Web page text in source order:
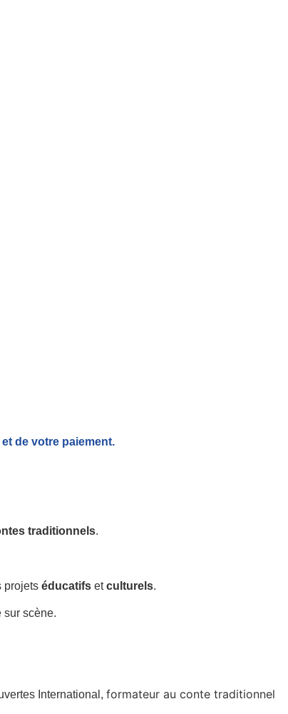
de votre paiement.
traditionnels.
projets éducatifs etculturels.
sur scène.
International, formateur au conte traditionnel